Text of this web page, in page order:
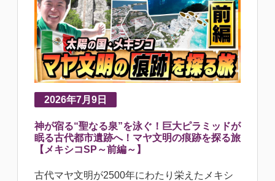
2026年7月9日
神が宿る“聖なる泉”を泳ぐ！巨大ピラミッドが
眠る古代都市遺跡へ！マヤ文明の痕跡を探る旅
【メキシコSP～前編～】
古代マヤ文明が2500年にわたり栄えたメキシ